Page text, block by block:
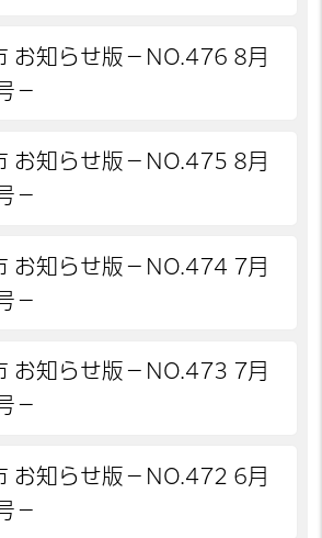
お知らせ版－NO.476 8月
－
お知らせ版－NO.475 8月
－
お知らせ版－NO.474 7月
－
お知らせ版－NO.473 7月
－
お知らせ版－NO.472 6月
－